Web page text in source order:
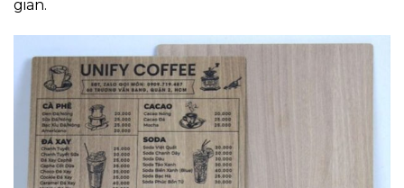
gian.